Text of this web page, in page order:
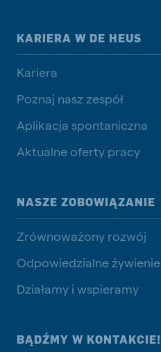
KARIERA W DE HEUS
Kariera
Poznaj nasz zespół
Aplikacja spontaniczna
Aktualne oferty pracy
NASZE ZOBOWIĄZANIE
Zrównoważony rozwój
Odpowiedzialne żywienie
Działamy i wspieramy
BĄDŹMY W KONTAKCIE!